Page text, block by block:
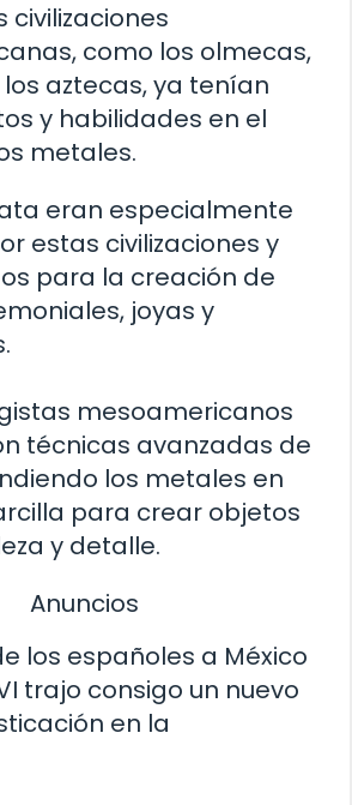
civilizaciones
como los olmecas,
aztecas, ya tenían
y habilidades en el
metales.
eran especialmente
estas civilizaciones y
para la creación de
joyas y
mesoamericanos
técnicas avanzadas de
los metales en
para crear objetos
y detalle.
Anuncios
los españoles a México
trajo consigo un nuevo
en la